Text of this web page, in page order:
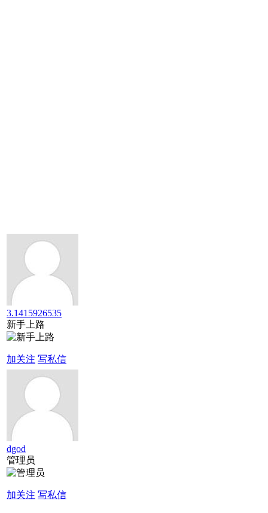
3.1415926535
新手上路
加关注 写私信
dgod
管理员
加关注 写私信